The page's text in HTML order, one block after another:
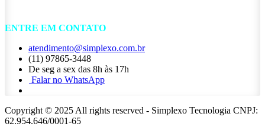
ENTRE EM CONTATO
atendimento@simplexo.com.br
(11) 97865-3448
De seg a sex das 8h às 17h
Falar no ​​​​WhatsApp
Copyright © 2025 All rights reserved - Simplexo Tecnologia CNPJ:
62.954.646/0001-65